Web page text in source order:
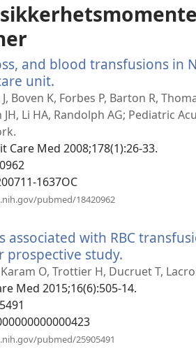
and blood transfusions in
unit.
nytt
vindu)
Boven K, Forbes P, Barton R,
Li HA, Randolph AG; Pediatric
Care Med 2008;178(1):26-33.
1637OC
pubmed/18420962
associated with RBC
prospective study.
nytt
vindu)
O, Trottier H, Ducruet T,
Med 2015;16(6):505-14.
pubmed/25905491